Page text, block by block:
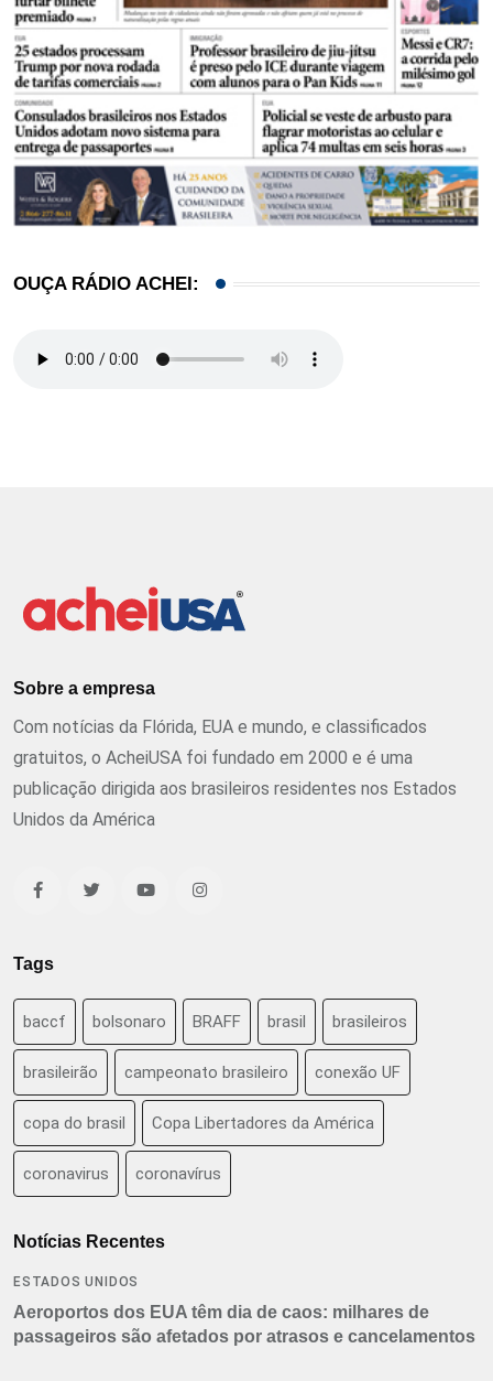
OUÇA RÁDIO ACHEI:
Sobre a empresa
Com notícias da Flórida, EUA e mundo, e classificados
gratuitos, o AcheiUSA foi fundado em 2000 e é uma
publicação dirigida aos brasileiros residentes nos Estados
Unidos da América
Tags
baccf bolsonaro BRAFF brasil brasileiros
brasileirão campeonato brasileiro conexão UF
copa do brasil Copa Libertadores da América
coronavirus coronavírus
Notícias Recentes
ESTADOS UNIDOS
Aeroportos dos EUA têm dia de caos: milhares de
passageiros são afetados por atrasos e cancelamentos